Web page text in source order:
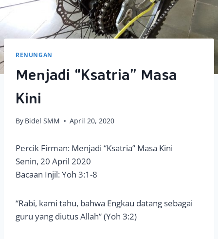
RENUNGAN
Menjadi “Ksatria” Masa
Kini
By Bidel SMM April 20, 2020
Percik Firman: Menjadi “Ksatria” Masa Kini
Senin, 20 April 2020
Bacaan Injil: Yoh 3:1-8
“Rabi, kami tahu, bahwa Engkau datang sebagai
guru yang diutus Allah” (Yoh 3:2)